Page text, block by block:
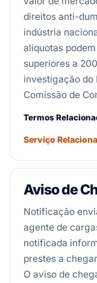
direitos anti-
indústria
alíquotas
superiores a
investigação do
Comissão de
Termos
Serviço
Aviso de
Notificação
agente de
notificada
prestes a
O aviso de